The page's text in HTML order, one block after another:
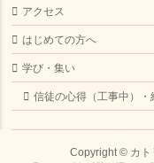
アクセス
はじめての方へ
学び・集い
信徒の心得（工事中）・
Copyright © カ